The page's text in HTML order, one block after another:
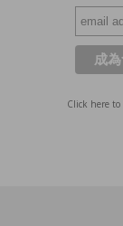
Click here to